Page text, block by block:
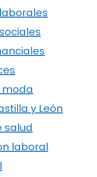
moda
y León
salud
laboral